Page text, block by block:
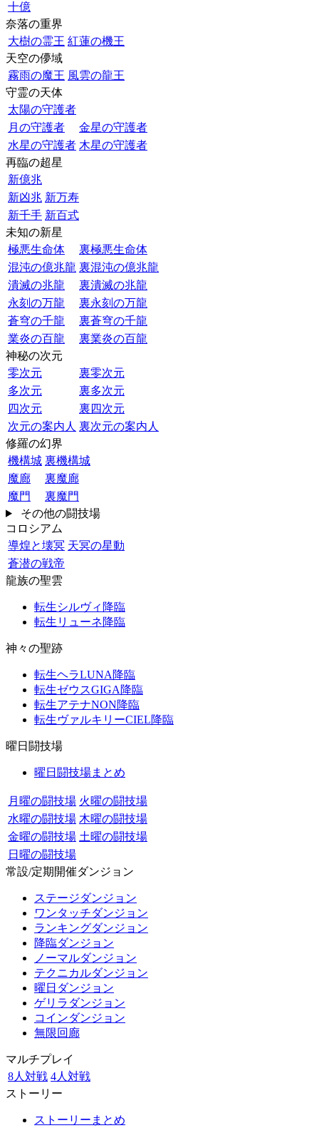
十億
奈落の重界
大樹の霊王 紅蓮の機王
天空の儚域
霧雨の魔王 風雲の龍王
守霊の天体
太陽の守護者
月の守護者
金星の守護者
水星の守護者 木星の守護者
再臨の超星
新億兆
新凶兆 新万寿
新千手 新百式
未知の新星
極悪生命体
裏極悪生命体
混沌の億兆龍 裏混沌の億兆龍
潰滅の兆龍
裏潰滅の兆龍
永刻の万龍
裏永刻の万龍
蒼穹の千龍
裏蒼穹の千龍
業炎の百龍
裏業炎の百龍
神秘の次元
零次元
裏零次元
多次元
裏多次元
四次元
裏四次元
次元の案内人 裏次元の案内人
修羅の幻界
機構城 裏機構城
魔廊
裏魔廊
魔門
裏魔門
その他の闘技場
コロシアム
導煌と壊冥 天冥の星動
蒼潜の戦帝
龍族の聖雲
転生シルヴィ降臨
転生リューネ降臨
神々の聖跡
転生ヘラLUNA降臨
転生ゼウスGIGA降臨
転生アテナNON降臨
転生ヴァルキリーCIEL降臨
曜日闘技場
曜日闘技場まとめ
月曜の闘技場 火曜の闘技場
水曜の闘技場 木曜の闘技場
金曜の闘技場 土曜の闘技場
日曜の闘技場
常設/定期開催ダンジョン
ステージダンジョン
ワンタッチダンジョン
ランキングダンジョン
降臨ダンジョン
ノーマルダンジョン
テクニカルダンジョン
曜日ダンジョン
ゲリラダンジョン
コインダンジョン
無限回廊
マルチプレイ
8人対戦 4人対戦
ストーリー
ストーリーまとめ